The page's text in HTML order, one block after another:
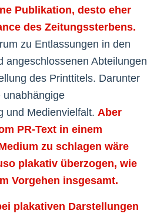
Publikation, desto eher
des Zeitungssterbens.
zu Entlassungen in den
angeschlossenen Abteilungen
des Printtitels. Darunter
unabhängige
und Medienvielfalt. Aber
PR-Text in einem
zu schlagen wäre
plakativ überzogen, wie
Vorgehen insgesamt.
plakativen Darstellungen